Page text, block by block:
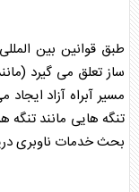
طبق قوانین بین
ساز تعلق می گیرد
مسیر آبراه آزاد
تنگه هایی مانند تنگه
بحث خدمات ناوبری